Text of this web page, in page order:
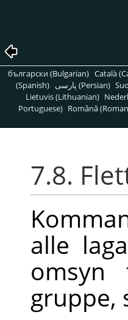
български (Bulgarian) Català
(Spanish)
پارسی (Persian)
Lietuvis (Lithuanian)
Portuguese) Română
7.8.
alle
gruppe,